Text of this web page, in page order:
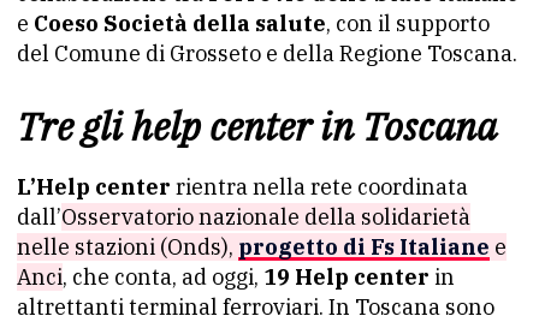
e Coeso Società della salute, con il supporto
del Comune di Grosseto e della Regione Toscana.
Tre gli help center in Toscana
L’Help center rientra nella rete coordinata
dall’Osservatorio nazionale della solidarietà
nelle stazioni (Onds), progetto di Fs Italiane e
Anci, che conta, ad oggi, 19 Help center in
altrettanti terminal ferroviari. In Toscana sono